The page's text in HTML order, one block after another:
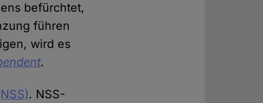
befürchtet,
führen
wird es
.
. NSS-